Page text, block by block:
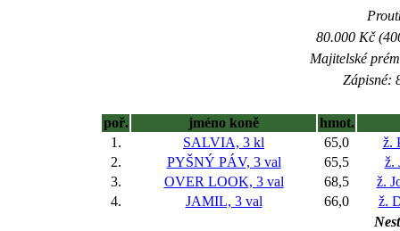
80.000 Kč
Majitelské
Zápisné:
poř. jméno koně
hmot.
1.
SALVIA, 3 kl 65,0
ž.
2.
PYŠNÝ PÁV, 3 val 65,5
ž.
3.
OVER LOOK, 3 val 68,5
ž.
4.
JAMIL, 3 val 66,0
ž.